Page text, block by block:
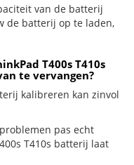
van de batterij
de batterij op te laden,
T400s T410s
te vervangen?
kalibreren kan zinvol
pas echt
T410s batterij laat